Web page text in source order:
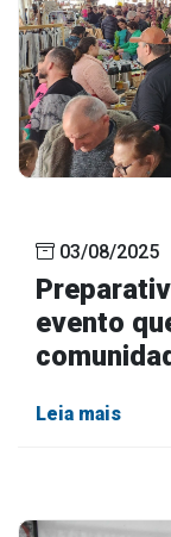
03/08/2025
evento
Leia mais